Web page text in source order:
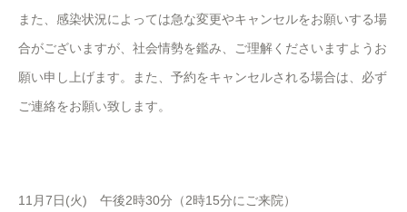
また、感染状況によっては急な変更やキャンセルをお願いする場
合がございますが、社会情勢を鑑み、ご理解くださいますようお
願い申し上げます。また、予約をキャンセルされる場合は、必ず
ご連絡をお願い致します。
11月7日(火) 午後2時30分（2時15分にご来院）